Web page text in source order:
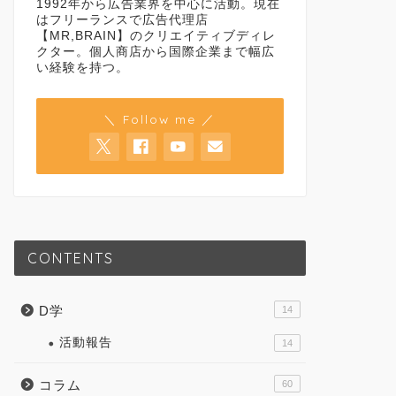
1992年から広告業界を中心に活動。現在
はフリーランスで広告代理店
【MR,BRAIN】のクリエイティブディレ
クター。個人商店から国際企業まで幅広
い経験を持つ。
＼ Follow me ／
CONTENTS
D学 14
活動報告 14
コラム 60